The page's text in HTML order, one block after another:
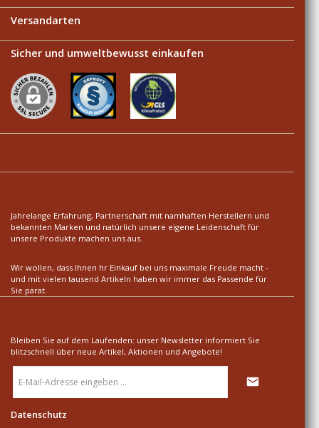
Versandarten
Sicher und umweltbewusst einkaufen
Jahrelange Erfahrung, Partnerschaft mit namhaften Herstellern und
bekannten Marken und natürlich unsere eigene Leidenschaft für
unsere Produkte machen uns aus.
Wir wollen, dass Ihnen hr Einkauf bei uns maximale Freude macht -
und mit vielen tausend Artikeln haben wir immer das Passende für
Sie parat.
Bleiben Sie auf dem Laufenden: unser Newsletter informiert Sie
blitzschnell über neue Artikel, Aktionen und Angebote!
Mail-
Datenschutz